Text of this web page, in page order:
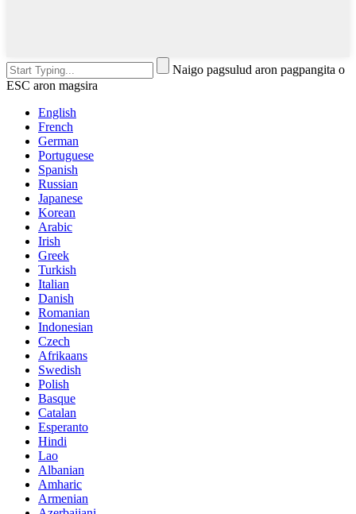
Naigo pagsulud aron pagpangita o
ESC aron magsira
English
French
German
Portuguese
Spanish
Russian
Japanese
Korean
Arabic
Irish
Greek
Turkish
Italian
Danish
Romanian
Indonesian
Czech
Afrikaans
Swedish
Polish
Basque
Catalan
Esperanto
Hindi
Lao
Albanian
Amharic
Armenian